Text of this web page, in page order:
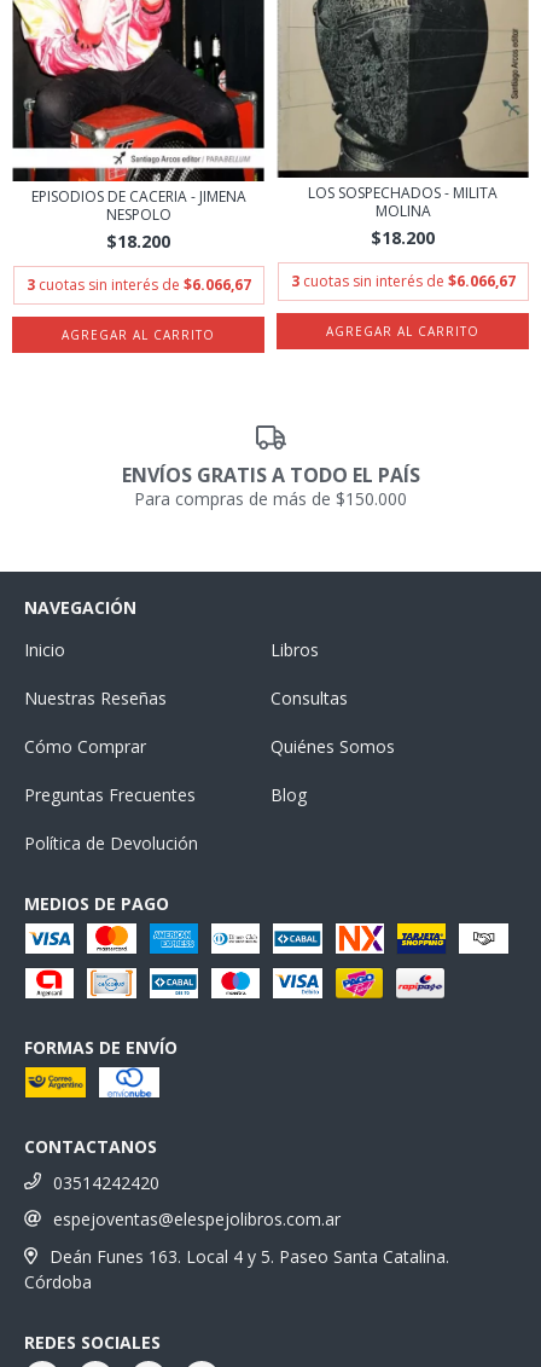
EPISODIOS DE CACERIA - JIMENA
NESPOLO
$18.200
3 cuotas sin interés de $6.066,67
LOS SOSPECHADOS - MILITA
MOLINA
$18.200
3 cuotas sin interés de $6.066,67
ENVÍOS GRATIS A TODO EL PAÍS
Para compras de más de $150.000
NAVEGACIÓN
Inicio
Libros
Nuestras Reseñas Consultas
Cómo Comprar Quiénes Somos
Preguntas Frecuentes Blog
Política de Devolución
MEDIOS DE PAGO
FORMAS DE ENVÍO
CONTACTANOS
03514242420
espejoventas@elespejolibros.com.ar
Deán Funes 163. Local 4 y 5. Paseo Santa Catalina.
Córdoba
REDES SOCIALES